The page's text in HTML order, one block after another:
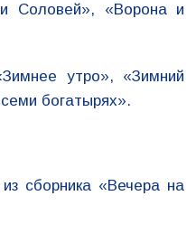
Соловей», «Ворона и
утро», «Зимний
богатырях».
сборника «Вечера на